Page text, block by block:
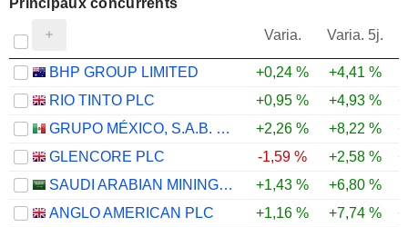
Principaux concurrents
Varia. Varia. 5j.
BHP GROUP LIMITED
+0,24 % +4,41 %
RIO TINTO PLC
+0,95 % +4,93 %
GRUPO MÉXICO, S.A.B. DE C.V.
+2,26 % +8,22 %
GLENCORE PLC
-1,59 % +2,58 %
SAUDI ARABIAN MINING COMPANY (MAADEN)
+1,43 % +6,80 %
ANGLO AMERICAN PLC
+1,16 % +7,74 %